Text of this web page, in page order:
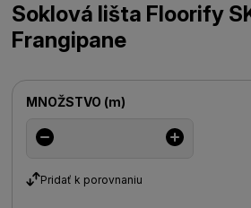
Soklová lišta Floorify
Frangipane
MNOŽSTVO (m)
Pridať k porovnaniu